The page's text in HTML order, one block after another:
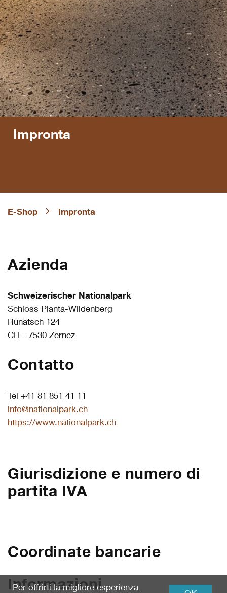
E-Shop Impronta
Impronta
Azienda
Schweizerischer Nationalpark
Schloss Planta-Wildenberg
Runatsch 124
CH - 7530 Zernez
Contatto
Tel +41 81 851 41 11
info@nationalpark.ch
https://www.nationalpark.ch
Giurisdizione e numero di
partita IVA
Coordinate bancarie
Informazioni
Per offrirti la migliore esperienza